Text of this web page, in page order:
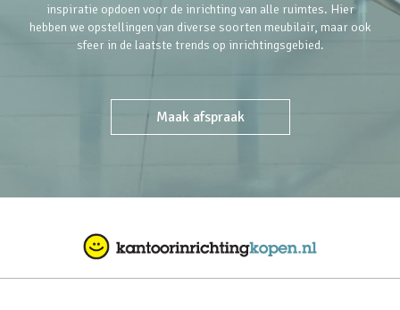
inspiratie opdoen voor de inrichting van alle ruimtes. Hier
hebben we opstellingen van diverse soorten meubilair, maar ook
sfeer in de laatste trends op inrichtingsgebied.
Maak afspraak